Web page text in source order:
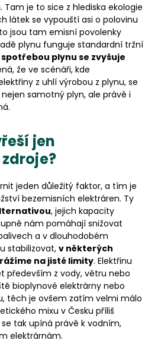
Tam je to sice z hlediska ekologie
látek se vypouští asi o polovinu
jsou tam emisní povolenky
plynu funguje standardní tržní
plynu se zvyšuje
že ve scénáři, kde
z uhlí výrobou z plynu, se
samotný plyn, ale právě i
jen
jeden důležitý faktor, a tím je
bezemisních elektráren. Ty
, jejich kapacity
nám pomáhají snižovat
a v dlouhodobém
stabilizovat, v některých
na jisté limity. Elektřinu
především z vody, větru nebo
bioplynové elektrárny nebo
těch je ovšem zatím velmi málo
mixu v Česku příliš
tak upíná právě k vodním,
elektrárnám.